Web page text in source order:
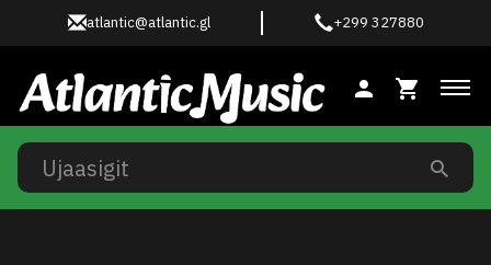
atlantic@atlantic.gl +299 327880